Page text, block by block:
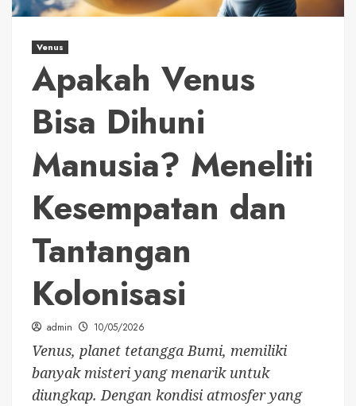
Venus
Apakah Venus
Bisa Dihuni
Manusia? Meneliti
Kesempatan dan
Tantangan
Kolonisasi
admin 10/05/2026
Venus, planet tetangga Bumi, memiliki
banyak misteri yang menarik untuk
diungkap. Dengan kondisi atmosfer yang